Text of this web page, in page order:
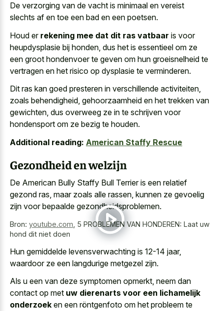
De verzorging van de vacht is minimaal en vereist
slechts af en toe een bad en een poetsen.
Houd er rekening mee dat dit ras vatbaar is voor
heupdysplasie bij honden, dus het is essentieel om ze
een groot hondenvoer te geven om hun groeisnelheid te
vertragen en het risico op dysplasie te verminderen.
Dit ras kan goed presteren in verschillende activiteiten,
zoals behendigheid, gehoorzaamheid en het trekken van
gewichten, dus overweeg ze in te schrijven voor
hondensport om ze bezig te houden.
Additional reading: American Staffy Rescue
Gezondheid en welzijn
De American Bully Staffy Bull Terrier is een relatief
gezond ras, maar zoals alle rassen, kunnen ze gevoelig
zijn voor bepaalde gezondheidsproblemen.
Bron: youtube.com 5 PROBLEMEN VAN HONDEREN: Laat uw
hond dit niet doen
Hun gemiddelde levensverwachting is 12-14 jaar,
waardoor ze een langdurige metgezel zijn.
Als u een van deze symptomen opmerkt, neem dan
contact op met uw dierenarts voor een lichamelijk
onderzoek en een röntgenfoto om het probleem te